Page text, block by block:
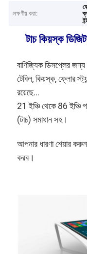
লক্ষণীয় করা:
টাচ কিয়স্ক
বাণিজ্যিক ডিসপ্লের
টেবিল, কিয়স্ক, ফ্লোর
রয়েছে...
21 ইঞ্চি থেকে 86 ইঞ্চি
(টাচ) সমাধান সহ।
আপনার ধারণা শেয়ার
করব।